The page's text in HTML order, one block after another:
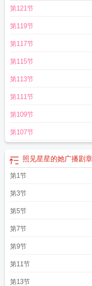
侯珠照见星星的她男主是处吗
珠照见星星的她
照见星星的她
阅读笔趣阁
星星的她沈时女儿
珠讲什么照见星星的她 随侯珠
她讲的是什么
照见星星的她季
星星的她by随侯珠番外
照见星
见星星的她好看吗
照见星星的
江文学城照见星星的她全文免
第121节
第119节
第117节
第115节
第113节
第111节
第109节
第107节
照见星星的她广播剧
第1节
第3节
第5节
第7节
第9节
第11节
第13节